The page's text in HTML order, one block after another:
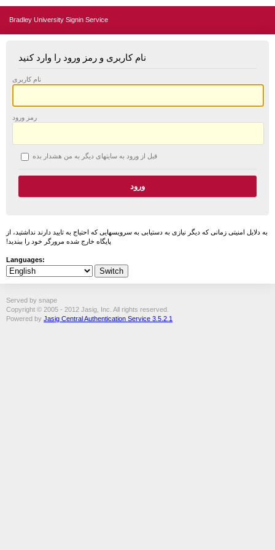
Bradley University Signin Service
نام کاربری و رمز ورود را وارد کنید
نام کاربری
رمز ورود
قبل از ورود به سایتهای دیگر به من هشدار بده
به دلایل امنیتی زمانی که دیگر نیازی به دستیابی به سرویسهایی که احتیاج به تایید دارند نداشتید، از
پایگاه خارج شده مرورگر خود را ببندید!
Languages:
Served by snape
Copyright © 2005 - 2012 Jasig, Inc. All rights reserved.
Powered by Jasig Central Authentication Service 3.5.2.1